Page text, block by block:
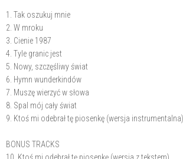
1. Tak oszukuj mnie
2. W mroku
3. Cienie 1987
4. Tyle granic jest
5. Nowy, szczęśliwy świat
6. Hymn wunderkindów
7. Muszę wierzyć w słowa
8. Spal mój cały świat
9. Ktoś mi odebrał tę piosenkę (wersja instrumentalna)
BONUS TRACKS